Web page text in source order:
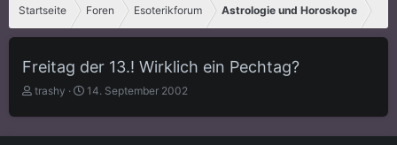
Startseite Foren Esoterikforum Astrologie und Horoskope
Freitag der 13.! Wirklich ein Pechtag?
E
s
t
trashy
E
s
t
14. September 2002